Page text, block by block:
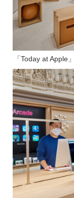
「Today at Apple